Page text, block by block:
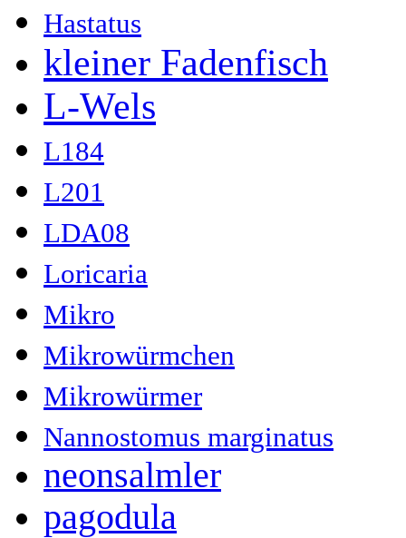
Hastatus
kleiner Fadenfisch
L-Wels
L184
L201
LDA08
Loricaria
Mikro
Mikrowürmchen
Mikrowürmer
Nannostomus marginatus
neonsalmler
pagodula